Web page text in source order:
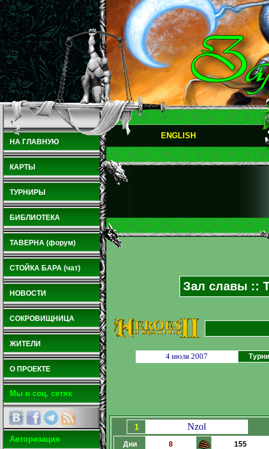
НА ГЛАВНУЮ
КАРТЫ
ТУРНИРЫ
БИБЛИОТЕКА
ТАВЕРНА (форум)
СТОЙКА БАРА (чат)
НОВОСТИ
СОКРОВИЩНИЦА
ЖИТЕЛИ
О ПРОЕКТЕ
Мы в соц. сетях
Авторизация
ENGLISH
Зал славы ::
4 июля 2007
1 Nzol
Дни 8 155